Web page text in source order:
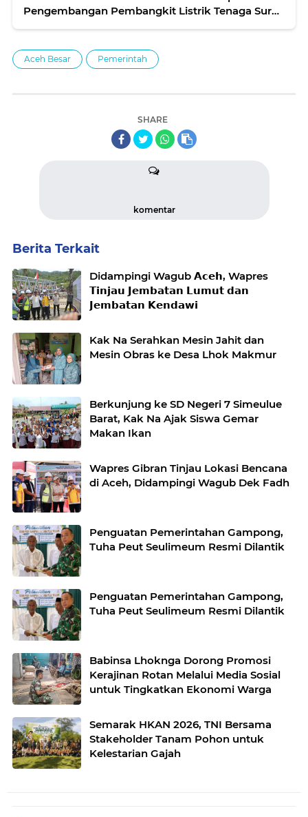
Pengembangan Pembangkit Listrik Tenaga Surya
Aceh Besar Pemerintah
SHARE
komentar
Berita Terkait
Didampingi Wagub 𝗔𝗰𝗲𝗵, Wapres
𝗧𝗶𝗻𝗷𝗮𝘂 𝗝𝗲𝗺𝗯𝗮𝘁𝗮𝗻 𝗟𝘂𝗺𝘂𝘁 𝗱𝗮𝗻
𝗝𝗲𝗺𝗯𝗮𝘁𝗮𝗻 𝗞𝗲𝗻𝗱𝗮𝘄𝗶
Kak Na Serahkan Mesin Jahit dan
Mesin Obras ke Desa Lhok Makmur
Berkunjung ke SD Negeri 7 Simeulue
Barat, Kak Na Ajak Siswa Gemar
Makan Ikan
Wapres Gibran Tinjau Lokasi Bencana
di Aceh, Didampingi Wagub Dek Fadh
Penguatan Pemerintahan Gampong,
Tuha Peut Seulimeum Resmi Dilantik
Penguatan Pemerintahan Gampong,
Tuha Peut Seulimeum Resmi Dilantik
Babinsa Lhoknga Dorong Promosi
Kerajinan Rotan Melalui Media Sosial
untuk Tingkatkan Ekonomi Warga
Semarak HKAN 2026, TNI Bersama
Stakeholder Tanam Pohon untuk
Kelestarian Gajah